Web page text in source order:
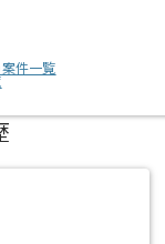
件一覧